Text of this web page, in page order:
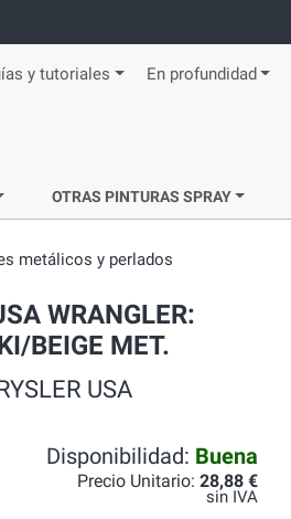
y tutoriales En profundidad
OTRAS PINTURAS SPRAY
metálicos y perlados
WRANGLER:
BEIGE MET.
USA
Disponibilidad: Buena
Precio Unitario: 28,88 €
sin IVA